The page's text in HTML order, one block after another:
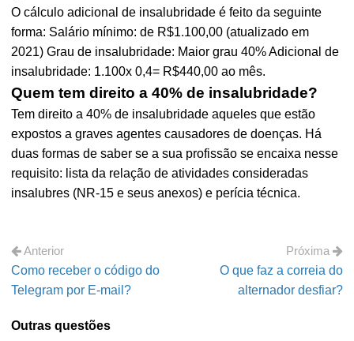
O cálculo adicional de insalubridade é feito da seguinte
forma: Salário mínimo: de R$1.100,00 (atualizado em
2021) Grau de insalubridade: Maior grau 40% Adicional de
insalubridade: 1.100x 0,4= R$440,00 ao mês.
Quem tem direito a 40% de insalubridade?
Tem direito a 40% de insalubridade aqueles que estão
expostos a graves agentes causadores de doenças. Há
duas formas de saber se a sua profissão se encaixa nesse
requisito: lista da relação de atividades consideradas
insalubres (NR-15 e seus anexos) e perícia técnica.
Anterior
Como receber o código do
Telegram por E-mail?
Próxima
O que faz a correia do
alternador desfiar?
Outras questões